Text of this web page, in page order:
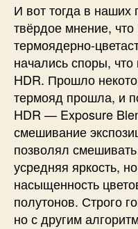
И вот тогда в наших
твёрдое мнение, что
термоядерно-
начались споры,
HDR. Прошло
термояд прошла, и
HDR — Exposure
смешивание
позволял
усредняя яркость,
насыщенность
полутонов. Строго
но с другим